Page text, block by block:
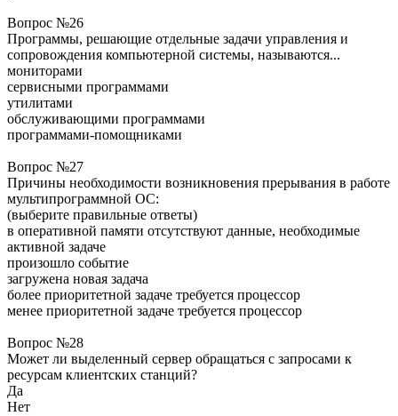
Вопрос №26
Программы, решающие отдельные задачи управления и
сопровождения компьютерной системы, называются...
мониторами
сервисными программами
утилитами
обслуживающими программами
программами-помощниками
Вопрос №27
Причины необходимости возникновения прерывания в работе
мультипрограммной ОС:
(выберите правильные ответы)
в оперативной памяти отсутствуют данные, необходимые
активной задаче
произошло событие
загружена новая задача
более приоритетной задаче требуется процессор
менее приоритетной задаче требуется процессор
Вопрос №28
Может ли выделенный сервер обращаться с запросами к
ресурсам клиентских станций?
Да
Нет